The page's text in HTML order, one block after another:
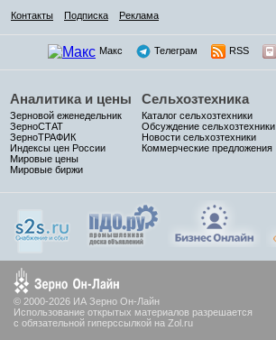
Контакты
Подписка Реклама
Макс Телеграм RSS
Аналитика и цены
Зерновой еженедельник
ЗерноСТАТ
ЗерноТРАФИК
Индексы цен России
Мировые цены
Мировые биржи
Сельхозтехника
Каталог сельхозтехники
Обсуждение сельхозтехники
Новости сельхозтехники
Коммерческие предложения
© 2000-2026 ИА Зерно Он-Лайн
Использование открытых материалов разрешается
с обязательной гиперссылкой на Zol.ru